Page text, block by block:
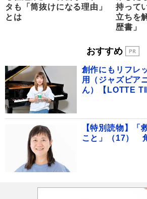
タも「筒抜けになる理由」
とは
持って
立ちを
歴書」
おすすめ
創作にもリフレ
用（ジャズピア
ん）【LOTTE
【特別読物】「
こと」（17）